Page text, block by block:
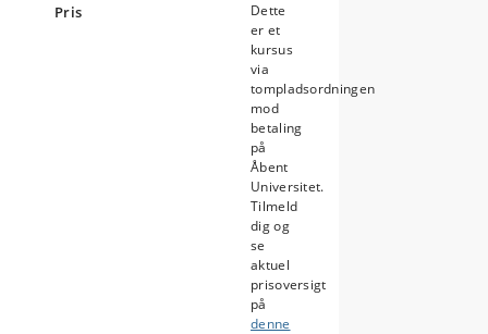
Pris
Dette
er et
kursus
via
tompladsordningen
mod
betaling
på
Åbent
Universitet.
Tilmeld
dig og
se
aktuel
prisoversigt
på
denne